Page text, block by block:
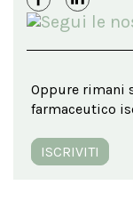
Oppure rimani
farmaceutico
ISCRIVITI